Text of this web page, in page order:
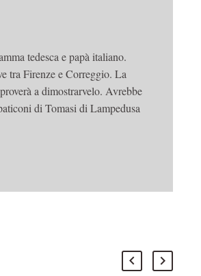
tedesca e papà italiano.
tra Firenze e Correggio. La
a dimostrarvelo. Avrebbe
di Tomasi di Lampedusa